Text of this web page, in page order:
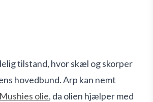
tilstand, hvor skæl og skorper
hovedbund. Arp kan nemt
Mushies olie, da olien hjælper med